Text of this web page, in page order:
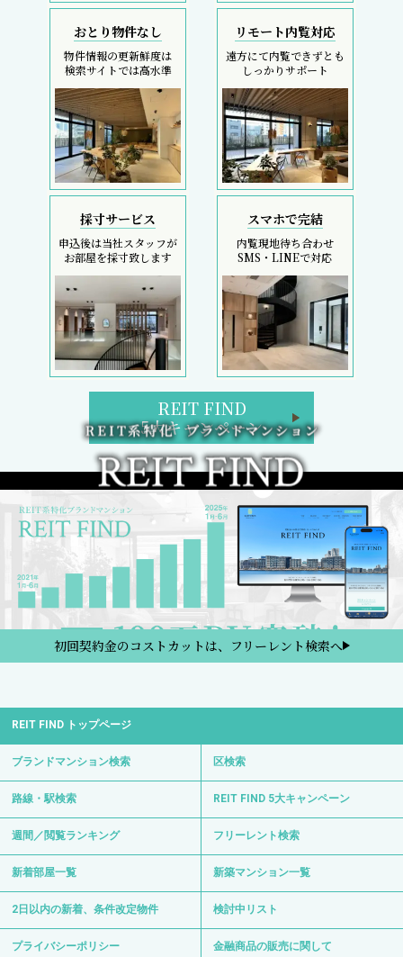
おとり物件なし
物件情報の更新鮮度は
検索サイトでは高水準
リモート内覧対応
遠方にて内覧できずとも
しっかりサポート
採寸サービス
申込後は当社スタッフが
お部屋を採寸致します
スマホで完結
内覧現地待ち合わせ
SMS・LINEで対応
REIT FIND
5大キャンペーン
初回契約金のコストカットは、フリーレント検索へ
REIT FIND トップページ
ブランドマンション検索 区検索
路線・駅検索 REIT FIND 5大キャンペーン
週間／閲覧ランキング フリーレント検索
新着部屋一覧 新築マンション一覧
2日以内の新着、条件改定物件 検討中リスト
プライバシーポリシー 金融商品の販売に関して